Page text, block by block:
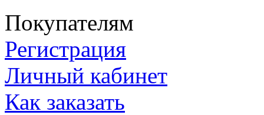
Покупателям
Регистрация
Личный кабинет
Как заказать